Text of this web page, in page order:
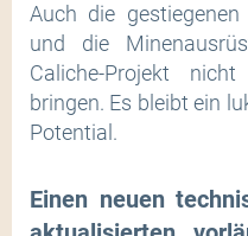
Auch die
und die
Caliche-Projekt
bringen. Es bleibt ein
Potential.
Einen neuen